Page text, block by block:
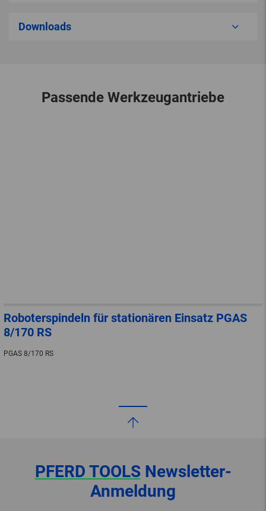
Downloads
Passende Werkzeugantriebe
Roboterspindeln für stationären Einsatz PGAS
8/170 RS
PGAS 8/170 RS
PFERD TOOLSNewsletter-
Anmeldung